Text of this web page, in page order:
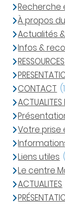
Recherche
À propos
Actualités
Infos &
RESSOURCES
CONTACT
ACTUALITES
Votre prise
Liens utiles
Le centre
ACTUALITES